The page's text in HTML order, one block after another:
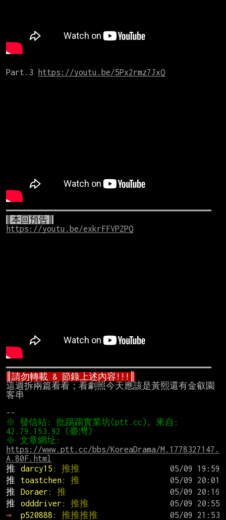
Part.3 https://youtu.be/5Px2rmz7JxQ
║本回預告║
https://youtu.be/exkrFFVPZPQ
║請勿轉載 & 節錄上述內容!!!║
這週拆兩篇看看；看劇照今天應該是黃熙還有金叡園
客串
※ 發信站: 批踢踢實業坊(ptt.cc), 來自:
https://www.ptt.cc/bbs/KoreaDrama/M.1778327147.
A.80F.html
推
darcy15 : 推推
推
toastchen: 推
推
Doraer : 推
推
odddriver : 推推
→
p520888 : 推推推推